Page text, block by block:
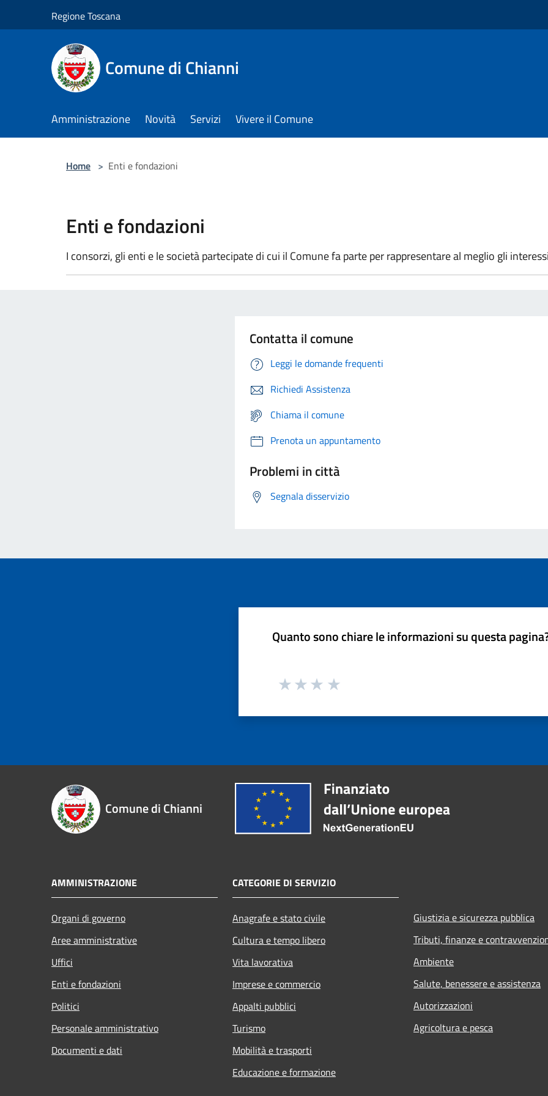
Regione Toscana
Comune di Chianni
Amministrazione Novità Servizi Vivere il Comune
Home > Enti e fondazioni
Enti e fondazioni
I consorzi, gli enti e le società partecipate di cui il Comune fa parte per rappresentare al meglio gli
Contatta il comune
Leggi le domande frequenti
Richiedi Assistenza
Chiama il comune
Prenota un appuntamento
Problemi in città
Segnala disservizio
Quanto sono chiare le informazioni su questa
Comune di Chianni
AMMINISTRAZIONE
Organi di governo
Aree amministrative
Uffici
Enti e fondazioni
Politici
Personale amministrativo
Documenti e dati
CATEGORIE DI SERVIZIO
Anagrafe e stato civile
Cultura e tempo libero
Vita lavorativa
Imprese e commercio
Appalti pubblici
Turismo
Mobilità e trasporti
Educazione e formazione
Giustizia e sicurezza pubblica
Tributi, finanze e
Ambiente
Salute, benessere e assistenza
Autorizzazioni
Agricoltura e pesca